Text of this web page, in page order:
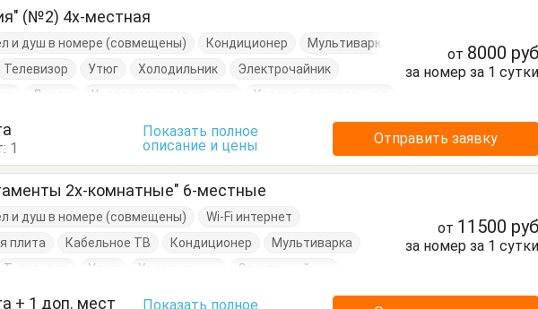
(№2) 4х-местная
и душ в номере (совмещены) Кондиционер
Мультиварка
Телевизор Утюг Холодильник
Электрочайник
Диван Кровати односпальные
Кровать двуспальная
от 8000 руб
за номер за 1 сутки
1
Показать полное
описание и цены
Отправить заявку
2х-комнатные" 6-местные
и душ в номере (совмещены)
Wi-Fi интернет
плита
Кабельное ТВ Кондиционер
Мультиварка
Телевизор Утюг Холодильник
Электрочайник
Вешалка
от 11500 руб
за номер за 1 сутки
+ 1 доп. мест
Показать полное